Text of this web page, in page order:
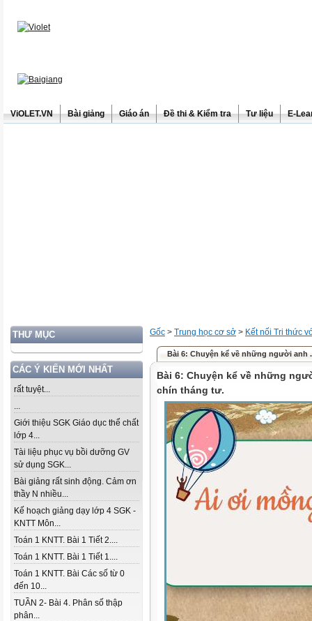
ViOLET.VN Bài giảng Giáo án Đề thi & Kiểm tra Tư liệu E-
THƯ MỤC
CÁC Ý KIẾN MỚI NHẤT
rất tuyệt...
...
Giới thiệu SGK Giáo dục thể chất
lớp 4...
Tài liệu phục vụ bồi dưỡng GV
sử dụng SGK...
Bài giảng rất sinh động. Cảm ơn
thầy N nhiều...
Kế hoạch giảng dạy lớp 4 SGK -
KNTT Môn...
Toán 1 KNTT. Bài 1 Tiết 2....
Toán 1 KNTT. Bài 1 Tiết 1....
Toán 1 KNTT. Bài Các số từ 0
đến 10...
TUẦN 2- Bài 4. Phân số thập
phân...
Gốc > Trung học cơ sở > Kết nối Tri thức
Bài 6: Chuyện kể về những người anh
Bài 6: Chuyện kể về những
chín tháng tư.